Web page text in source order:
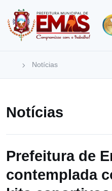
Notícias
Notícias
Prefeitura de
contemplada